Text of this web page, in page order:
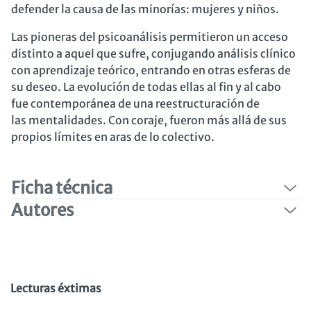
defender la causa de las minorías: mujeres y niños.
Las pioneras del psicoanálisis permitieron un acceso
distinto a aquel que sufre, conjugando análisis clínico
con aprendizaje teórico, entrando en otras esferas de
su deseo. La evolución de todas ellas al fin y al cabo
fue contemporánea de una reestructuración de
las mentalidades. Con coraje, fueron más allá de sus
propios límites en aras de lo colectivo.
Ficha técnica
Autores
Lecturas éxtimas